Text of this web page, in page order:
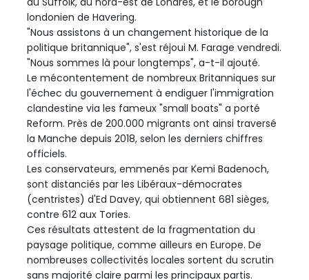
londonien de Havering.
"Nous assistons à un changement historique de la
politique britannique", s'est réjoui M. Farage vendredi.
"Nous sommes là pour longtemps", a-t-il ajouté.
Le mécontentement de nombreux Britanniques sur
l'échec du gouvernement à endiguer l'immigration
clandestine via les fameux "small boats" a porté
Reform. Près de 200.000 migrants ont ainsi traversé
la Manche depuis 2018, selon les derniers chiffres
officiels.
Les conservateurs, emmenés par Kemi Badenoch,
sont distanciés par les Libéraux-démocrates
(centristes) d'Ed Davey, qui obtiennent 681 sièges,
contre 612 aux Tories.
Ces résultats attestent de la fragmentation du
paysage politique, comme ailleurs en Europe. De
nombreuses collectivités locales sortent du scrutin
sans majorité claire parmi les principaux partis.